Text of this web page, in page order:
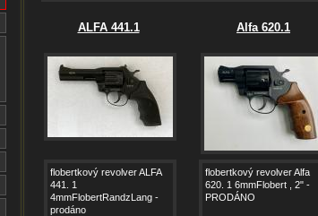
ALFA 441.1
flobertkový revolver ALFA
441. 1
4mmFlobertRandzLang -
prodáno
Alfa 620.1
flobertkový revolver Alfa
620. 1 6mmFlobert , 2" -
PRODÁNO